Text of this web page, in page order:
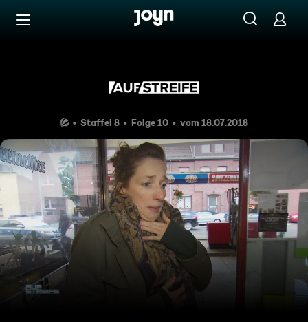
Zum Inhalt springen
Staffel 8 Folge 10 vom 18.07.2018